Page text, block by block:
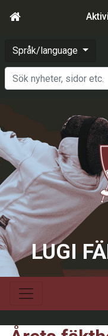
Språk/language
LUGI